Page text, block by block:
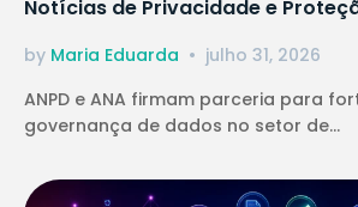
Notícias de Privacidade e
by Maria Eduarda
julho 31, 2026
ANPD e ANA firmam parceria para
governança de dados no setor de...